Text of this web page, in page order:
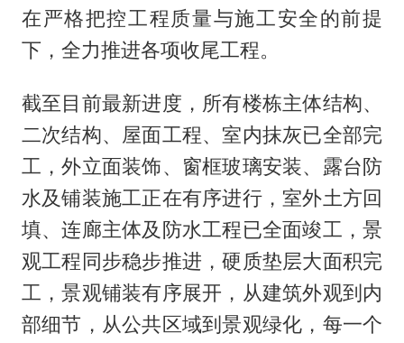
在严格把控工程质量与施工安全的前提
下，全力推进各项收尾工程。
截至目前最新进度，所有楼栋主体结构、
二次结构、屋面工程、室内抹灰已全部完
工，外立面装饰、窗框玻璃安装、露台防
水及铺装施工正在有序进行，室外土方回
填、连廊主体及防水工程已全面竣工，景
观工程同步稳步推进，硬质垫层大面积完
工，景观铺装有序展开，从建筑外观到内
部细节，从公共区域到景观绿化，每一个